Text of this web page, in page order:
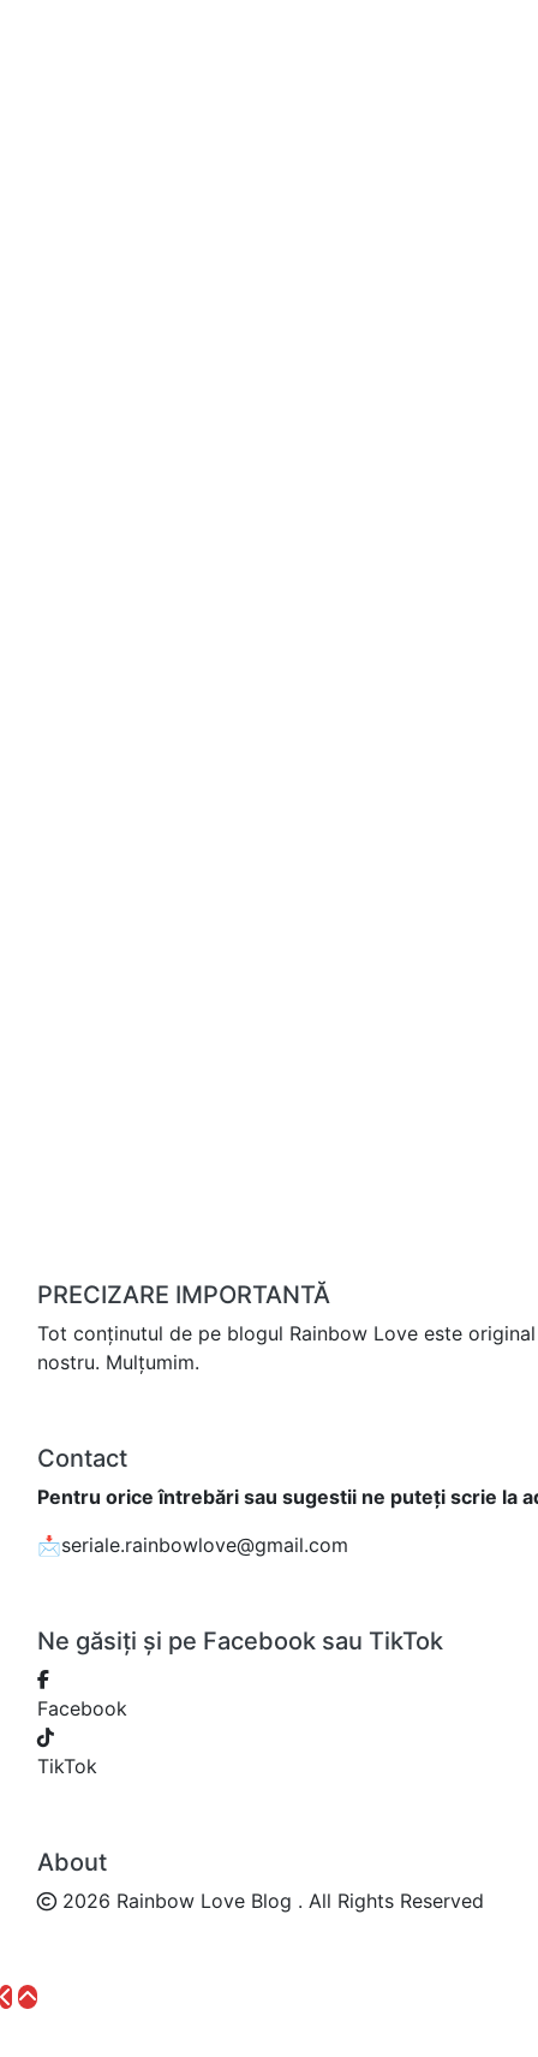
PRECIZARE IMPORTANTĂ
Tot conținutul de pe blogul Rainbow Love este
nostru. Mulțumim.
Contact
Pentru orice întrebări sau sugestii ne puteți scrie la
📩seriale.rainbowlove@gmail.com
Ne găsiți și pe Facebook sau TikTok
Facebook
TikTok
About
2026 Rainbow Love Blog . All Rights Reserved